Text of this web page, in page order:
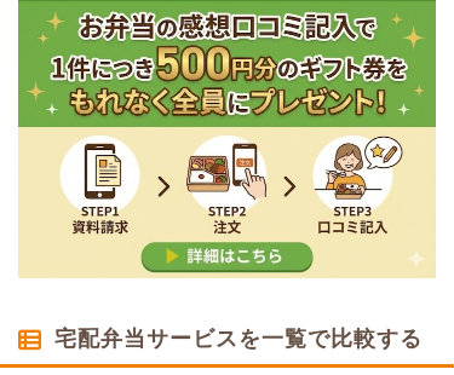
宅配弁当サービスを一覧で比較する